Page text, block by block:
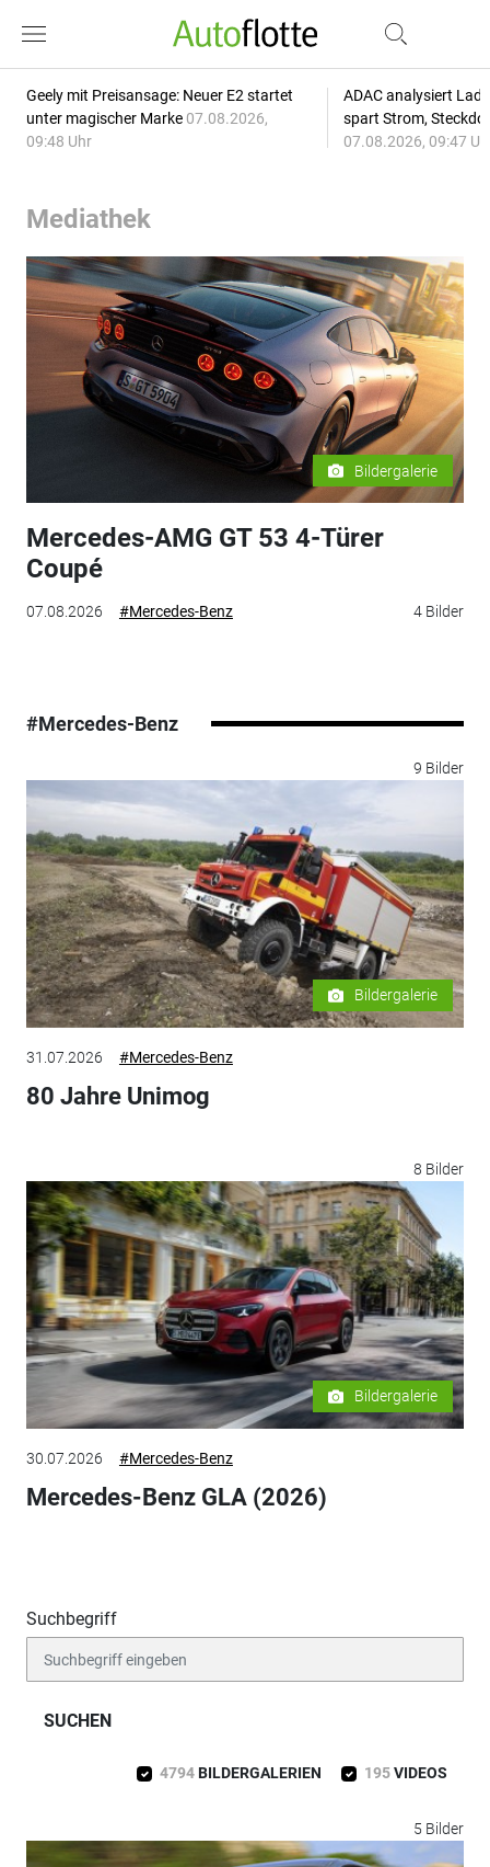
Geely mit Preisansage: Neuer E2 startet
unter magischer Marke 07.08.2026,
09:48 Uhr
ADAC analysiert
spart Strom,
07.08.2026, 09:47
Mediathek
Bildergalerie
Mercedes-AMG GT 53 4-Türer
Coupé
07.08.2026 #Mercedes-Benz 4 Bilder
#Mercedes-Benz
9 Bilder
Bildergalerie
31.07.2026 #Mercedes-Benz
80 Jahre Unimog
8 Bilder
Bildergalerie
30.07.2026 #Mercedes-Benz
Mercedes-Benz GLA (2026)
Suchbegriff
SUCHEN
4794BILDERGALERIEN 195VIDEOS
5 Bilder